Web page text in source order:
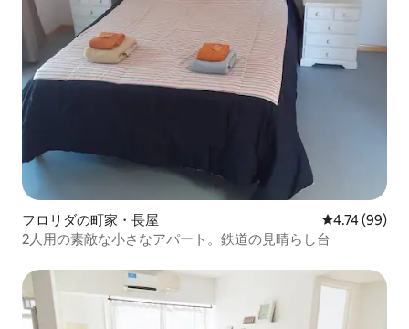
フロリダの町家・長屋 レビュー99
4.74 (99)
2人用の素敵な小さなアパート。鉄道の見晴らし台